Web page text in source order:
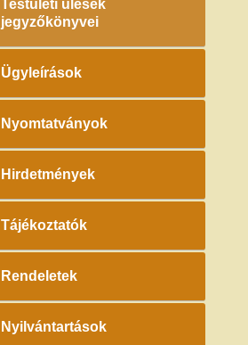
Testületi ülések
jegyzőkönyvei
Ügyleírások
Nyomtatványok
Hirdetmények
Tájékoztatók
Rendeletek
Nyilvántartások